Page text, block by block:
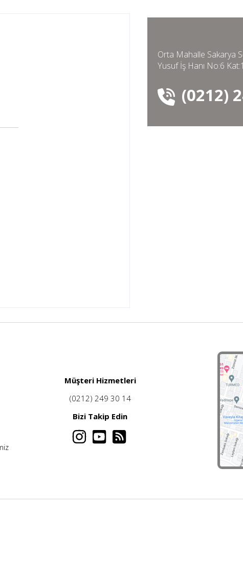
Orta Mahalle Sakarya
Yusuf İş Hanı No:6
(0212)
Müşteri Hizmetleri
(0212) 249 30 14
Bizi Takip Edin